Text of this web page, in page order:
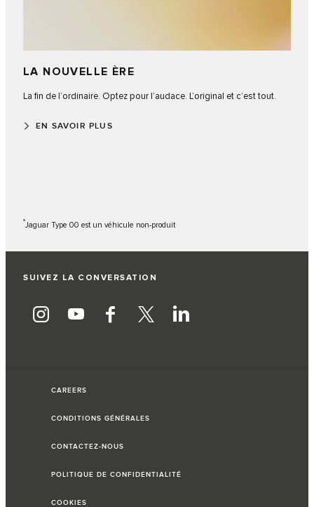
LA NOUVELLE ÈRE
La fin de l’ordinaire. Optez pour l’audace. L’original et c’est tout.
EN SAVOIR PLUS
*Jaguar Type 00 est un véhicule non-produit
SUIVEZ LA CONVERSATION
CAREERS
CONDITIONS GÉNÉRALES
CONTACTEZ-NOUS
POLITIQUE DE CONFIDENTIALITÉ
COOKIES